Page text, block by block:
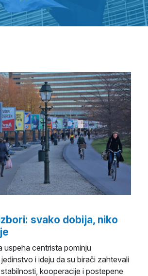
svako dobija, niko
uspeha centrista pominju
i ideju da su birači zahtevali
kooperacije i postepene